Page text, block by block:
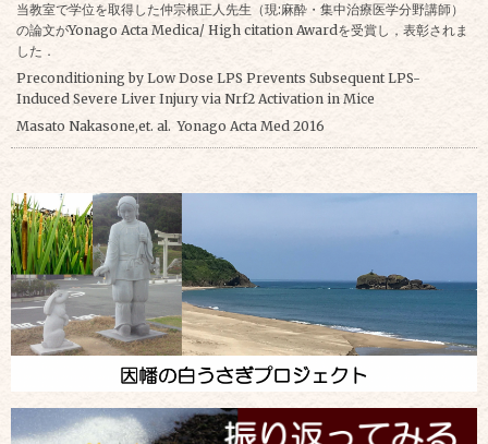
当教室で学位を取得した仲宗根正人先生（現:麻酔・集中治療医学分野講師）
の論文がYonago Acta Medica/ High citation Awardを受賞し，表彰されま
した．
Preconditioning by Low Dose LPS Prevents Subsequent LPS-
Induced Severe Liver Injury via Nrf2 Activation in Mice
Masato Nakasone,et. al. Yonago Acta Med 2016